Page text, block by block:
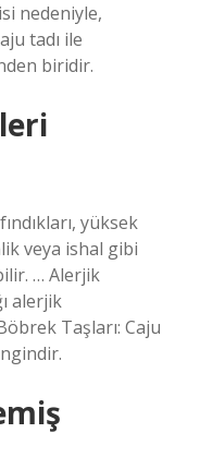
nedeniyle,
tadı ile
biridir.
yüksek
veya ishal gibi
… Alerjik
alerjik
Taşları: Caju